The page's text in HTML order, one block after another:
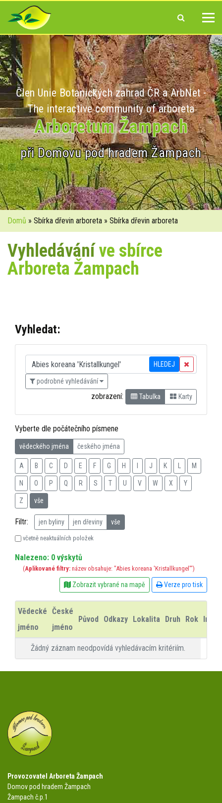
Člen Unie Botanických zahrad ČR a ArbNet -
The interactive community of arboreta
Arboretum Žampach
při Domovu pod hradem Žampach
Domů » Sbírka dřevin arboreta » Sbírka dřevin arboreta
Vyhledáváníve sbírce
Arboreta Žampach
Vyhledat:
HLEDEJ
podrobné vyhledávání
zobrazení: Tabulka Karty
Vyberte dle počátečního písmene
vědeckého jména českého jména
A B C D E F G H J K M
N O P Q R S T U V W X Y
Z vše
Filtr: jen byliny jen dřeviny vše
včetně neaktuálních položek
Nalezeno: 0 výskytů
(Aplikované filtry: název obsahuje: "Abies koreana 'Kristallkungel'")
Zobrazit vybrané na mapě Verze pro tisk
Vědecké
jméno
České
jméno
Původ Odkazy Lokalita Druh Rok Info
Žádný záznam neodpovídá vyhledávacím kritériím.
Provozovatel Arboreta Žampach
Domov pod hradem Žampach
Žampach č.p.1